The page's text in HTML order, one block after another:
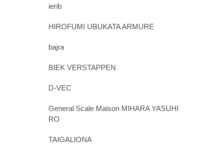
ierib
HIROFUMI UBUKATA ARMURE
bajra
BIEK VERSTAPPEN
D-VEC
General Scale Maison MIHARA YASUHI
RO
TAIGALIONA